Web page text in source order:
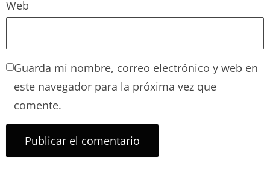
Web
Guarda mi nombre, correo electrónico y web en
este navegador para la próxima vez que
comente.